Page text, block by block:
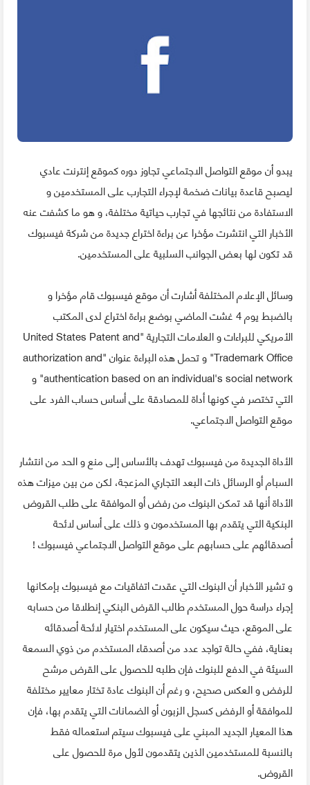
يبدو أن موقع التواصل الاجتماعي تجاوز دوره كموقع إنترنت عادي
ليصبح قاعدة بيانات ضخمة لإجراء التجارب على المستخدمين و
الاستفادة من نتائجها في تجارب حياتية مختلفة، و هو ما كشفت عنه
الأخبار التي انتشرت مؤخرا عن براءة اختراع جديدة من شركة فيسبوك
قد تكون لها بعض الجوانب السلبية على المستخدمين.
وسائل الإعلام المختلفة أشارت أن موقع فيسبوك قام مؤخرا و
بالضبط يوم 4 غشت الماضي بوضع براءة اختراع لدى المكتب
الأمريكي للبراءات و العلامات التجارية "United States Patent and
Trademark Office" و تحمل هذه البراءة عنوان "authorization and
authentication based on an individual's social network" و
التي تختصر في كونها أداة للمصادقة على أساس حساب الفرد على
موقع التواصل الاجتماعي.
الأداة الجديدة من فيسبوك تهدف بالأساس إلى منع و الحد من انتشار
السبام أو الرسائل ذات البعد التجاري المزعجة، لكن من بين ميزات هذه
الأداة أنها قد تمكن البنوك من رفض أو الموافقة على طلب القروض
البنكية التي يتقدم بها المستخدمون و ذلك على أساس لائحة
أصدقائهم على حسابهم على موقع التواصل الاجتماعي فيسبوك !
و تشير الأخبار أن البنوك التي عقدت اتفاقيات مع فيسبوك بإمكانها
إجراء دراسة حول المستخدم طالب القرض البنكي إنطلاقا من حسابه
على الموقع، حيث سيكون على المستخدم اختيار لائحة أصدقائه
بعناية، ففي حالة تواجد عدد من أصدقاء المستخدم من ذوي السمعة
السيئة في الدفع للبنوك فإن طلبه للحصول على القرض مرشح
للرفض و العكس صحيح، و رغم أن البنوك عادة تختار معايير مختلفة
للموافقة أو الرفض كسجل الزبون أو الضمانات التي يتقدم بها، فإن
هذا المعيار الجديد المبني على فيسبوك سيتم استعماله فقط
بالنسبة للمستخدمين الذين يتقدمون لأول مرة للحصول على
القروض.